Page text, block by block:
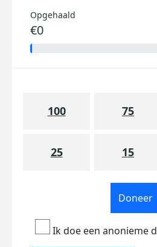
Opgehaald
€0
100 75
25 15
Doneer
Ik doe een anonieme